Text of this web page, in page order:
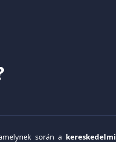
során a kereskedelmi